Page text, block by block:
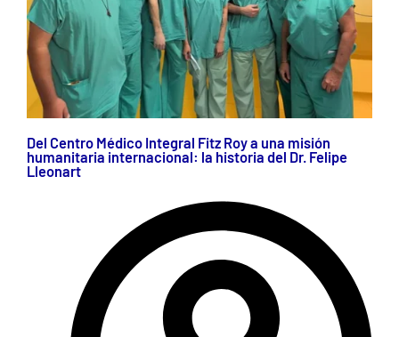
Del Centro Médico Integral Fitz Roy a una misión
humanitaria internacional: la historia del Dr. Felipe
Lleonart